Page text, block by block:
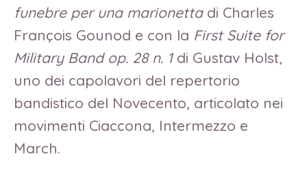
funebre per una marionettadi Charles
François Gounod e con la First Suite for
Military Band op. 28 n. 1di Gustav Holst,
uno dei capolavori del repertorio
bandistico del Novecento, articolato nei
movimenti Ciaccona, Intermezzo e
March.